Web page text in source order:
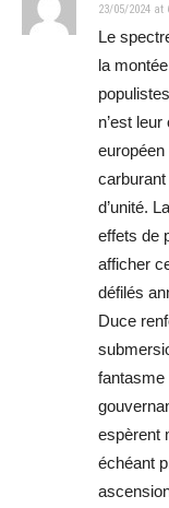
23/05/2024 at
Le
la
n’est
d’unité.
effets de
afficher
défilés
Duce
fantasme
espèrent
échéant